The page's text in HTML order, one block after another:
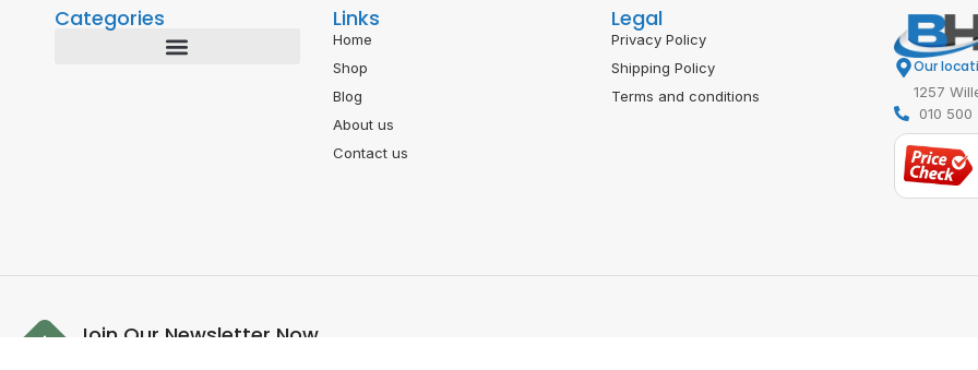
Categories Links
Home
Shop
Blog
About us
Contact us
Legal
Privacy Policy
Shipping Policy
Terms and conditions
Our
1257
010 500
Join Our Newsletter Now